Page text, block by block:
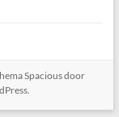
Spaciousdoor
.